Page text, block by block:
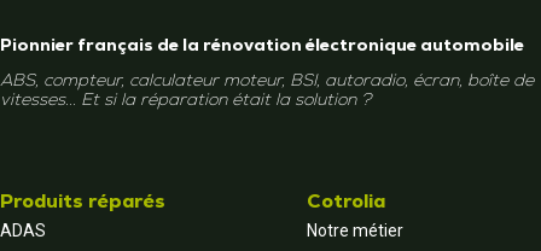
Pionnier français de la rénovation électronique automobile
ABS, compteur, calculateur moteur, BSI, autoradio, écran, boîte de
vitesses... Et si la réparation était la solution ?
Produits réparés
ADAS
Cotrolia
Notre métier